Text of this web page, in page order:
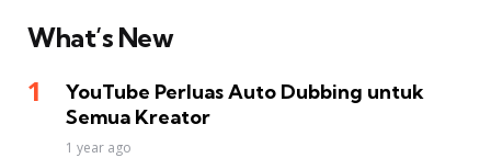
What’s New
YouTube Perluas Auto Dubbing untuk
Semua Kreator
1 year ago